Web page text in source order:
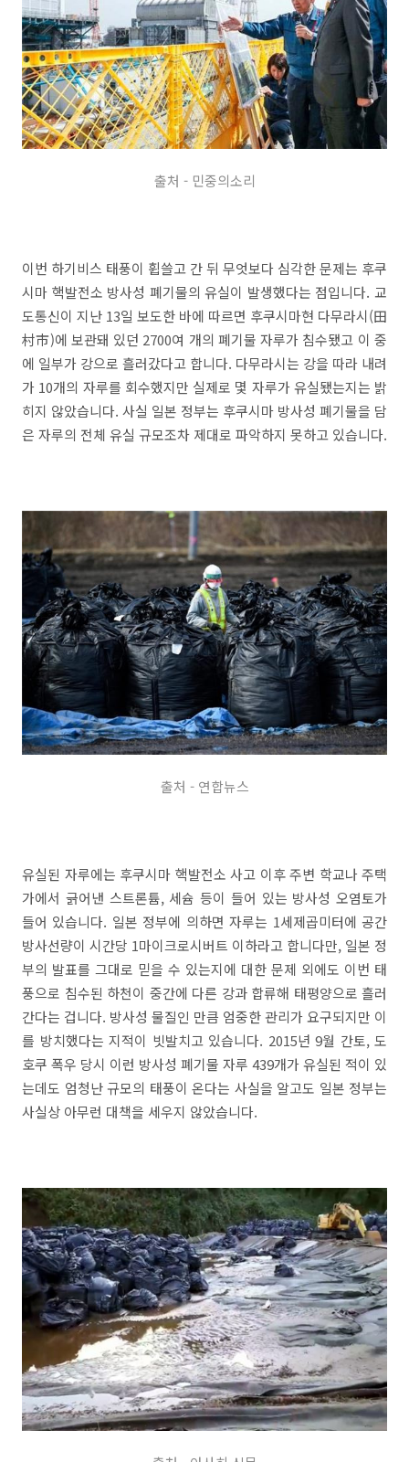
출처 - 민중의소리
이번 하기비스 태풍이 휩쓸고 간 뒤 무엇보다 심각한 문제는 후쿠
시마 핵발전소 방사성 폐기물의 유실이 발생했다는 점입니다. 교
도통신이 지난 13일 보도한 바에 따르면 후쿠시마현 다무라시(田
村市)에 보관돼 있던 2700여 개의 폐기물 자루가 침수됐고 이 중
에 일부가 강으로 흘러갔다고 합니다. 다무라시는 강을 따라 내려
가 10개의 자루를 회수했지만 실제로 몇 자루가 유실됐는지는 밝
히지 않았습니다. 사실 일본 정부는 후쿠시마 방사성 폐기물을 담
은 자루의 전체 유실 규모조차 제대로 파악하지 못하고 있습니다.
출처 - 연합뉴스
유실된 자루에는 후쿠시마 핵발전소 사고 이후 주변 학교나 주택
가에서 긁어낸 스트론튬, 세슘 등이 들어 있는 방사성 오염토가
들어 있습니다. 일본 정부에 의하면 자루는 1세제곱미터에 공간
방사선량이 시간당 1마이크로시버트 이하라고 합니다만, 일본 정
부의 발표를 그대로 믿을 수 있는지에 대한 문제 외에도 이번 태
풍으로 침수된 하천이 중간에 다른 강과 합류해 태평양으로 흘러
간다는 겁니다. 방사성 물질인 만큼 엄중한 관리가 요구되지만 이
를 방치했다는 지적이 빗발치고 있습니다. 2015년 9월 간토, 도
호쿠 폭우 당시 이런 방사성 폐기물 자루 439개가 유실된 적이 있
는데도 엄청난 규모의 태풍이 온다는 사실을 알고도 일본 정부는
사실상 아무런 대책을 세우지 않았습니다.